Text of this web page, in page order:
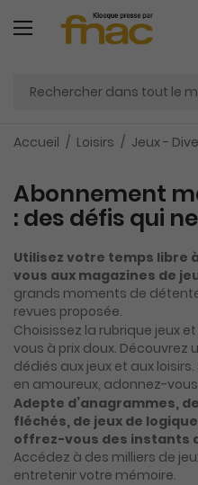
Accueil Loisirs Jeux -
Abonnement
: des défis qui
Utilisez votre temps libre
vous aux magazines de
grands moments de
revues proposée.
Choisissez la rubrique jeux
vous à prix doux.
dédiés aux jeux et aux
en amoureux, adonnez-
Adepte d’anagrammes,
fléchés, de jeux de
offrez-vous des instants
Accédez à des milliers de
entretenir votre mémoire.